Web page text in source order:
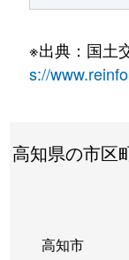
※出典：国土
s://
高知県の市区
高知市